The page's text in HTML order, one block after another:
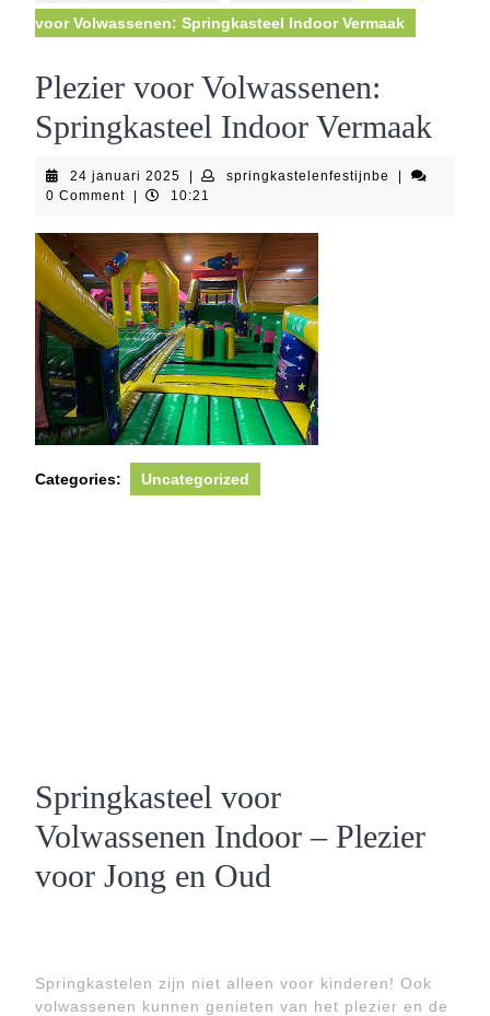
voor Volwassenen: Springkasteel Indoor Vermaak
Plezier voor Volwassenen:
Springkasteel Indoor Vermaak
24 januari 2025 24
januari
springkastelenfestijnbe
0 Comment
10:21
Categories: Uncategorized
Springkasteel voor
Volwassenen Indoor – Plezier
voor Jong en Oud
Springkastelen zijn niet alleen voor kinderen! Ook
volwassenen kunnen genieten van het plezier en de